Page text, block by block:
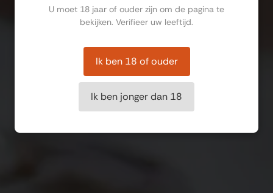
U moet 18 jaar of ouder zijn om de pagina te
bekijken. Verifieer uw leeftijd.
Ik ben 18 of ouder
Ik ben jonger dan 18